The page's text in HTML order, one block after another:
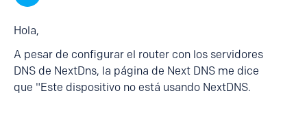
Hola,
A pesar de configurar el router con los servidores
DNS de NextDns, la página de Next DNS me dice
que "Este dispositivo no está usando NextDNS.